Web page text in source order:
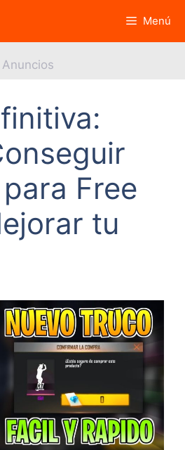
Menú
Anuncios
Free
tu